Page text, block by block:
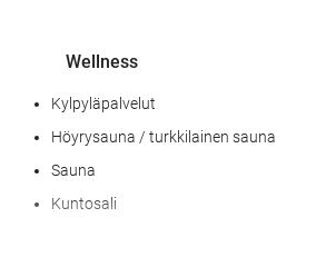
Wellness
Kylpyläpalvelut
Höyrysauna / turkkilainen sauna
Sauna
Kuntosali